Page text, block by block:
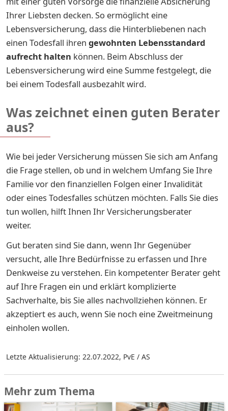
Ihrer Liebsten decken. So ermöglicht eine
Lebensversicherung, dass die Hinterbliebenen nach
einen Todesfall ihren gewohnten Lebensstandard
aufrecht halten können. Beim Abschluss der
Lebensversicherung wird eine Summe festgelegt, die
bei einem Todesfall ausbezahlt wird.
Was zeichnet einen guten Berater
aus?
Wie bei jeder Versicherung müssen Sie sich am Anfang
die Frage stellen, ob und in welchem Umfang Sie Ihre
Familie vor den finanziellen Folgen einer Invalidität
oder eines Todesfalles schützen möchten. Falls Sie dies
tun wollen, hilft Ihnen Ihr Versicherungsberater
weiter.
Gut beraten sind Sie dann, wenn Ihr Gegenüber
versucht, alle Ihre Bedürfnisse zu erfassen und Ihre
Denkweise zu verstehen. Ein kompetenter Berater geht
auf Ihre Fragen ein und erklärt komplizierte
Sachverhalte, bis Sie alles nachvollziehen können. Er
akzeptiert es auch, wenn Sie noch eine Zweitmeinung
einholen wollen.
Letzte Aktualisierung: 22.07.2022, PvE / AS
Mehr zum Thema